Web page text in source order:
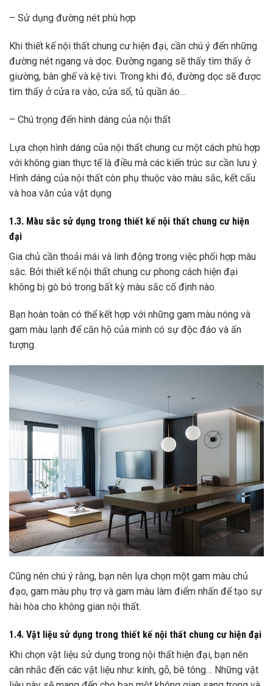
– Sử dụng đường nét phù hợp
Khi thiết kế nội thất chung cư hiện đại, cần chú ý đến những
đường nét ngang và dọc. Đường ngang sẽ thấy tìm thấy ở
giường, bàn ghế và kệ tivi. Trong khi đó, đường dọc sẽ được
tìm thấy ở cửa ra vào, cửa sổ, tủ quần áo…
– Chú trọng đến hình dáng của nội thất
Lựa chọn hình dáng của nội thất chung cư một cách phù hợp
với không gian thực tế là điều mà các kiến trúc sư cần lưu ý.
Hình dáng của nội thất còn phụ thuộc vào màu sắc, kết cấu
và hoa văn của vật dụng
1.3. Màu sắc sử dụng trong thiết kế nội thất chung cư hiện
đại
Gia chủ cần thoải mái và linh động trong việc phối hợp màu
sắc. Bởi thiết kế nội thất chung cư phong cách hiện đại
không bị gò bó trong bất kỳ màu sắc cố định nào.
Bạn hoàn toàn có thể kết hợp với những gam màu nóng và
gam màu lạnh để căn hộ của mình có sự độc đáo và ấn
tượng.
Cũng nên chú ý rằng, bạn nên lựa chọn một gam màu chủ
đạo, gam màu phụ trợ và gam màu làm điểm nhấn để tạo sự
hài hòa cho không gian nội thất.
1.4. Vật liệu sử dụng trong thiết kế nội thất chung cư hiện đại
Khi chọn vật liệu sử dụng trong nội thất hiện đại, bạn nên
cân nhắc đến các vật liệu như: kính, gỗ, bê tông… Những vật